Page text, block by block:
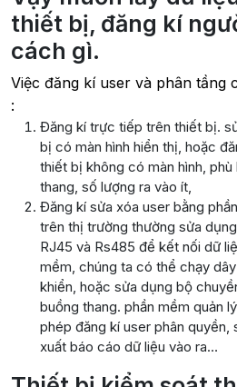
thiết bị, đăng kí
cách gì.
Việc đăng kí user và phân tầng
:
Đăng kí trực tiếp trên thiết bị.
bị có màn hình hiển thị, hoặc
thiết bị không có màn hình, phù
thang, số lượng ra vào ít,
Đăng kí sửa xóa user bằng
trên thị trường thường sửa
RJ45 và Rs485 để kết nối dữ
mềm, chúng ta có thể chạy
khiển, hoặc sửa dụng bộ
buồng thang. phần mềm quản
phép đăng kí user phân quyền,
xuất báo cáo dữ liệu vào ra…